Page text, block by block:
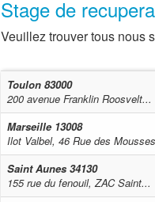
Stage de
Veuillez trouver tous nous
Toulon 83000
200 avenue Franklin Roosvelt...
Marseille 13008
Ilot Valbel, 46 Rue des
Saint Aunes 34130
155 rue du fenouil, ZAC Saint...